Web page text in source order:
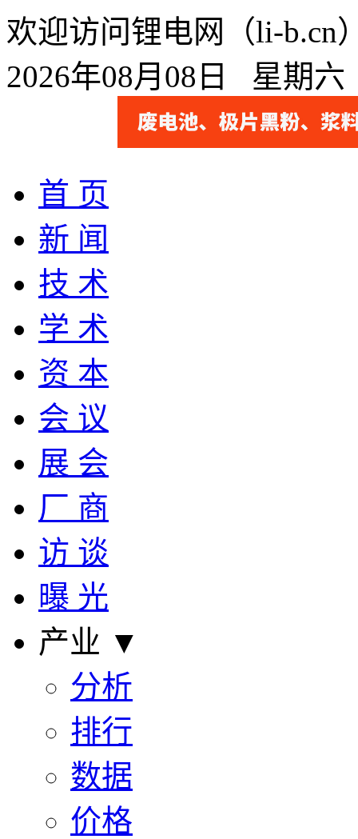
欢迎访问锂电网（li-b.cn
2026年08月08日 星期
首 页
新 闻
技 术
学 术
资 本
会 议
展 会
厂 商
访 谈
曝 光
产业 ▼
分析
排行
数据
价格